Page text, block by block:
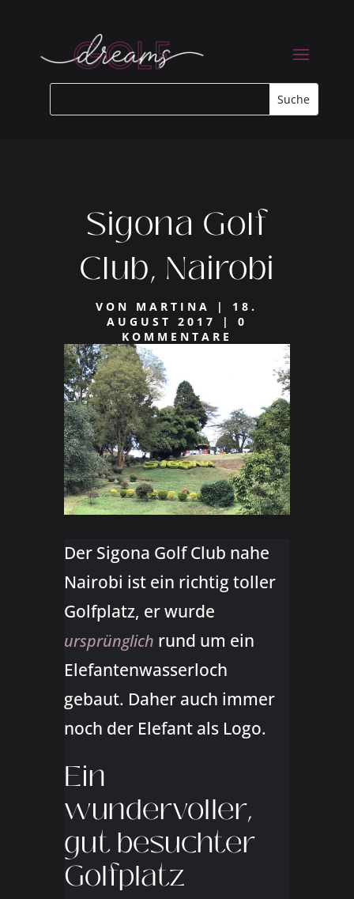
Sigona Golf
Club, Nairobi
VON MARTINA | 18.
AUGUST 2017
| 0
KOMMENTARE
Der Sigona Golf Club nahe
Nairobi ist ein richtig toller
Golfplatz, er wurde
ursprünglich rund um ein
Elefantenwasserloch
gebaut. Daher auch immer
noch der Elefant als Logo.
Ein
wundervoller,
gut besuchter
Golfplatz